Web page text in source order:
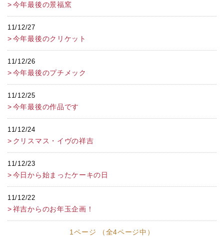
今年最後の景福窯
11/12/27
今年最後のクリケット
11/12/26
今年最後のプチメック
11/12/25
今年最後の作品です
11/12/24
クリスマス・イヴの祥吉
11/12/23
今日から始まったケーキの日
11/12/22
祥吉からのお年玉企画！
1ページ （全4ページ中）